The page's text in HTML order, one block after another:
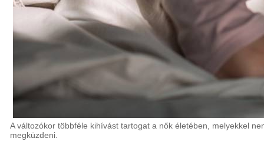
A változókor többféle kihívást tartogat a nők életében, melyekkel
megküzdeni.